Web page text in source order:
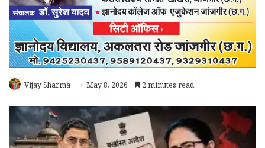
Vijay Sharma May 8, 2026 2 minutes read